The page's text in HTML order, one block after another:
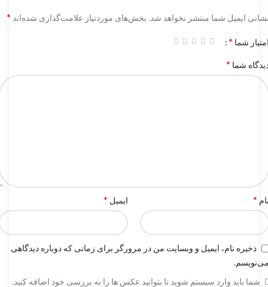
ایمیل شما منتشر نخواهد شد. بخش‌های موردنیاز علامت‌گذاری شده‌اند *
شما *
شما *
* ایمیل *
ذخیره نام، ایمیل و وبسایت من در مرورگر برای زمانی که دوباره دیدگاهی
شما باید وارد سیستم شوید تا بتوانید عکس ها را به بررسی خود اضافه کنید.